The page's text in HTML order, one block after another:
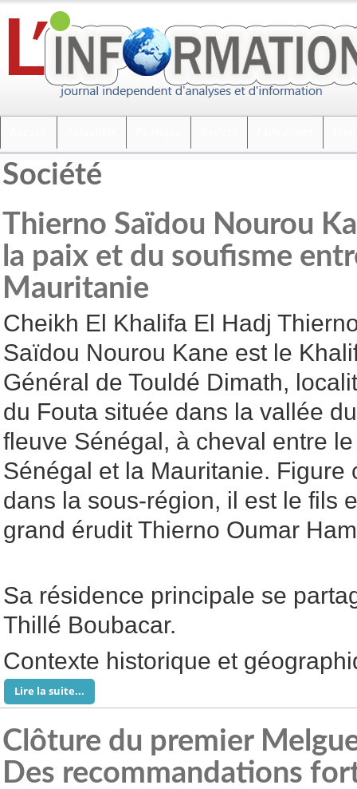
Société
Thierno Saïdou Nourou
la paix et du soufisme
Mauritanie
Cheikh El Khalifa El Hadj
Saïdou Nourou Kane est le
Général de Touldé Dimath,
du Fouta située dans la vallée du
fleuve Sénégal, à cheval entre le
Sénégal et la Mauritanie. Figure
dans la sous-région, il est le fils
grand érudit Thierno Oumar
Sa résidence principale se
Thillé Boubacar.
Contexte historique et
Lire la suite...
Clôture du premier
Des recommandations